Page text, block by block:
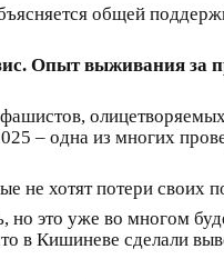
общей
Опыт выживания
– одна из многих
не хотят потери своих
это уже во многом
в Кишиневе сделали